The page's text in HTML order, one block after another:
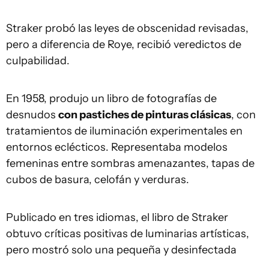
Straker probó las leyes de obscenidad revisadas,
pero a diferencia de Roye, recibió veredictos de
culpabilidad.
En 1958, produjo un libro de fotografías de
desnudos con pastiches de pinturas clásicas, con
tratamientos de iluminación experimentales en
entornos eclécticos. Representaba modelos
femeninas entre sombras amenazantes, tapas de
cubos de basura, celofán y verduras.
Publicado en tres idiomas, el libro de Straker
obtuvo críticas positivas de luminarias artísticas,
pero mostró solo una pequeña y desinfectada